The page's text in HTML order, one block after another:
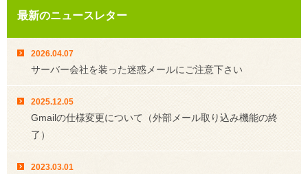
最新のニュースレター
2026.04.07
サーバー会社を装った迷惑メールにご注意下さい
2025.12.05
Gmailの仕様変更について（外部メール取り込み機能の終
了）
2023.03.01